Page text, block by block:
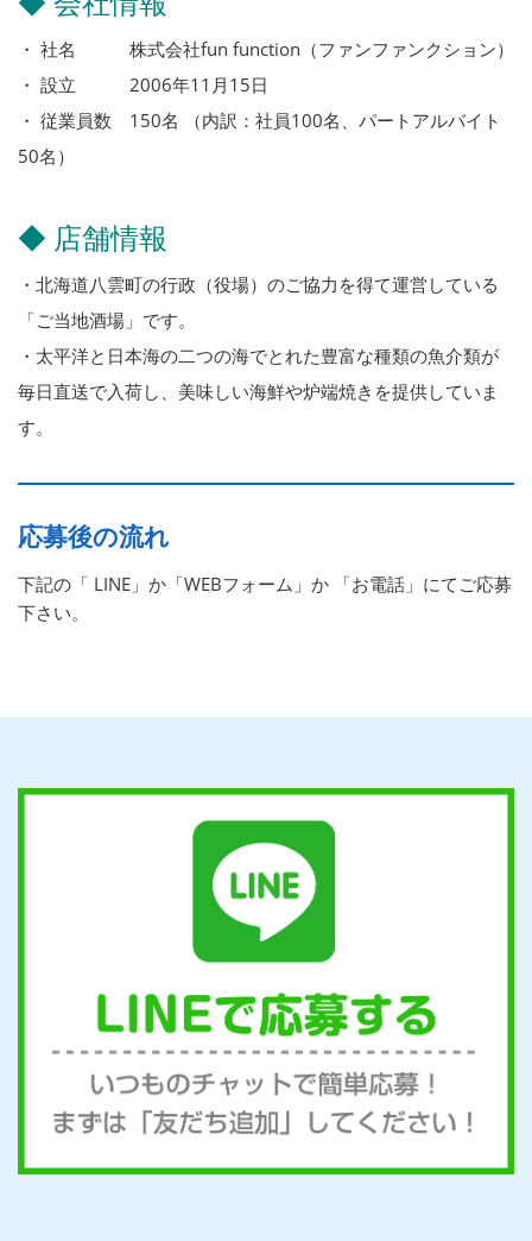
・ 社名 株式会社fun function（ファンファンクション）
・ 設立 2006年11月15日
・ 従業員数 150名 （内訳：社員100名、パートアルバイト
50名）
◆ 店舗情報
・北海道八雲町の行政（役場）のご協力を得て運営している
「ご当地酒場」です。
・太平洋と日本海の二つの海でとれた豊富な種類の魚介類が
毎日直送で入荷し、美味しい海鮮や炉端焼きを提供していま
す。
応募後の流れ
下記の「 LINE」か「WEBフォーム」か 「お電話」にてご応募
下さい。